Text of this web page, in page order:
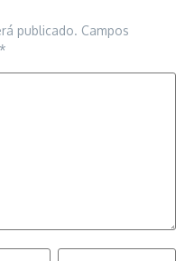
publicado. Campos
*